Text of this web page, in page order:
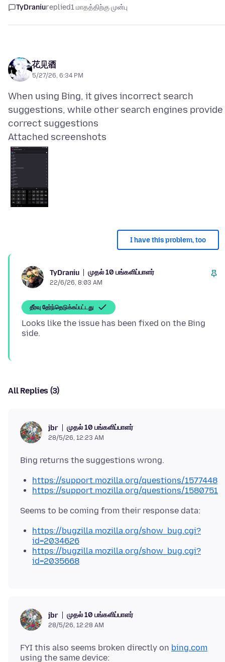
TyDraniureplied1 மாதத்திற்கு முன்பு
花见酒
5/27/26, 6:34 PM
When using Bing, it gives incorrect search
suggestions, while other search engines provide
Attached screenshots
I have this problem, too
TyDraniu முதல் 10 பங்களிப்பாளர்
22/6/26, 8:03 AM
தீர்வு தேர்ந்தெடுக்கப்பட்டது
Looks like the issue has been fixed on the Bing
All Replies (3)
jbr முதல் 10 பங்களிப்பாளர்
28/5/26, 12:23 AM
https://support.mozilla.org/questions/1577448
https://support.mozilla.org/questions/1580751
https://bugzilla.mozilla.org/show_bug.cgi?
id=2034626
https://bugzilla.mozilla.org/show_bug.cgi?
id=2035668
jbr முதல் 10 பங்களிப்பாளர்
28/5/26, 12:28 AM
FYI this also seems broken directly on bing.com
using the same device: